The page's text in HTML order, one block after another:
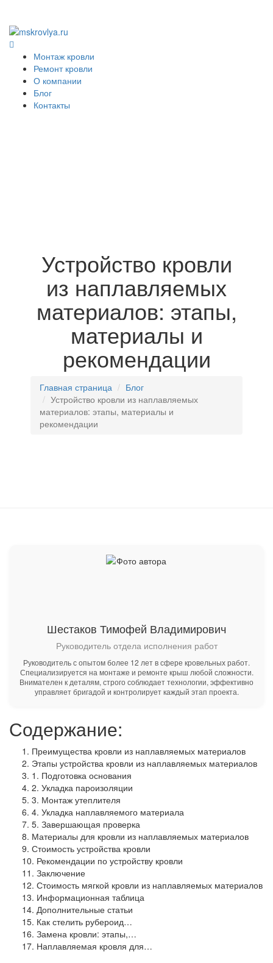
Монтаж кровли
Ремонт кровли
О компании
Блог
Контакты
Устройство кровли
из наплавляемых
материалов: этапы,
материалы и
рекомендации
Главная страница
Блог
Устройство кровли из наплавляемых
материалов: этапы, материалы и
рекомендации
Шестаков Тимофей Владимирович
Руководитель отдела исполнения работ
Руководитель с опытом более 12 лет в сфере кровельных работ.
Специализируется на монтаже и ремонте крыш любой сложности.
Внимателен к деталям, строго соблюдает технологии, эффективно
управляет бригадой и контролирует каждый этап проекта.
Содержание:
Преимущества кровли из наплавляемых материалов
Этапы устройства кровли из наплавляемых материалов
1. Подготовка основания
2. Укладка пароизоляции
3. Монтаж утеплителя
4. Укладка наплавляемого материала
5. Завершающая проверка
Материалы для кровли из наплавляемых материалов
Стоимость устройства кровли
Рекомендации по устройству кровли
Заключение
Стоимость мягкой кровли из наплавляемых материалов
Информационная таблица
Дополнительные статьи
Как стелить рубероид…
Замена кровли: этапы,…
Наплавляемая кровля для…